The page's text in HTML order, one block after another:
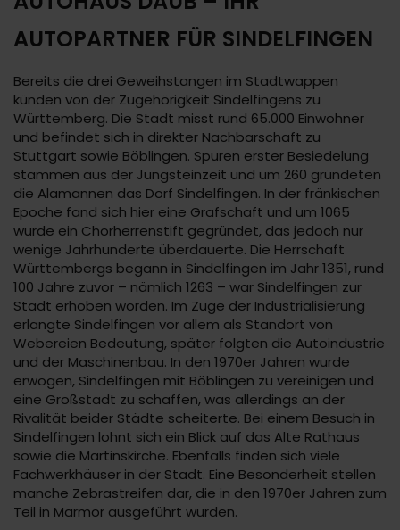
AUTOPARTNER FÜR SINDELFINGEN
Bereits die drei Geweihstangen im Stadtwappen
künden von der Zugehörigkeit Sindelfingens zu
Württemberg. Die Stadt misst rund 65.000 Einwohner
und befindet sich in direkter Nachbarschaft zu
Stuttgart sowie Böblingen. Spuren erster Besiedelung
stammen aus der Jungsteinzeit und um 260 gründeten
die Alamannen das Dorf Sindelfingen. In der fränkischen
Epoche fand sich hier eine Grafschaft und um 1065
wurde ein Chorherrenstift gegründet, das jedoch nur
wenige Jahrhunderte überdauerte. Die Herrschaft
Württembergs begann in Sindelfingen im Jahr 1351, rund
100 Jahre zuvor – nämlich 1263 – war Sindelfingen zur
Stadt erhoben worden. Im Zuge der Industrialisierung
erlangte Sindelfingen vor allem als Standort von
Webereien Bedeutung, später folgten die Autoindustrie
und der Maschinenbau. In den 1970er Jahren wurde
erwogen, Sindelfingen mit Böblingen zu vereinigen und
eine Großstadt zu schaffen, was allerdings an der
Rivalität beider Städte scheiterte. Bei einem Besuch in
Sindelfingen lohnt sich ein Blick auf das Alte Rathaus
sowie die Martinskirche. Ebenfalls finden sich viele
Fachwerkhäuser in der Stadt. Eine Besonderheit stellen
manche Zebrastreifen dar, die in den 1970er Jahren zum
Teil in Marmor ausgeführt wurden.